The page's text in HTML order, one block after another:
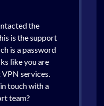
the
is the support
is a password
like you are
services.
touch with a
team?